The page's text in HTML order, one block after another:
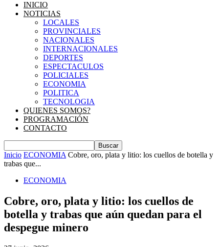
INICIO
NOTICIAS
LOCALES
PROVINCIALES
NACIONALES
INTERNACIONALES
DEPORTES
ESPECTACULOS
POLICIALES
ECONOMIA
POLITICA
TECNOLOGIA
QUIENES SOMOS?
PROGRAMACIÓN
CONTACTO
Inicio ECONOMIA Cobre, oro, plata y litio: los cuellos de botella y
trabas que...
ECONOMIA
Cobre, oro, plata y litio: los cuellos de
botella y trabas que aún quedan para el
despegue minero